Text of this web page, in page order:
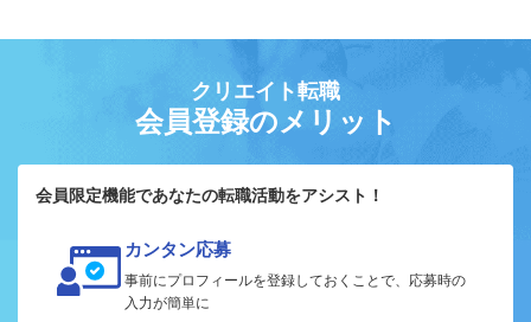
クリエイト転職
会員登録のメリット
会員限定機能であなたの転職活動をアシスト！
カンタン応募
事前にプロフィールを登録しておくことで、応募時の
入力が簡単に